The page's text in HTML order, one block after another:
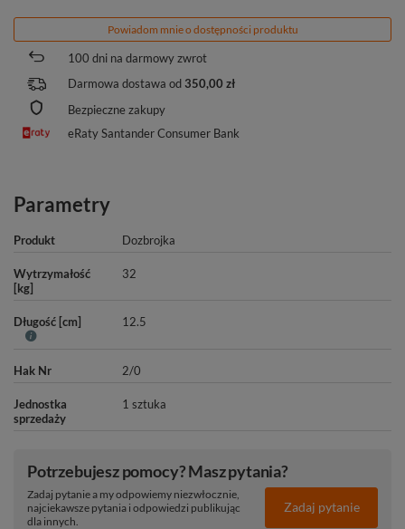
Powiadom mnie o dostępności produktu
100 dni na darmowy zwrot
Darmowa dostawa od 350,00 zł
Bezpieczne zakupy
eRaty Santander Consumer Bank
Parametry
Produkt Dozbrojka
Wytrzymałość
[kg]
32
Długość [cm] 12.5
Hak Nr 2/0
Jednostka
sprzedaży
1 sztuka
Potrzebujesz pomocy? Masz pytania?
Zadaj pytanie a my odpowiemy niezwłocznie,
najciekawsze pytania i odpowiedzi publikując
dla innych.
Zadaj pytanie